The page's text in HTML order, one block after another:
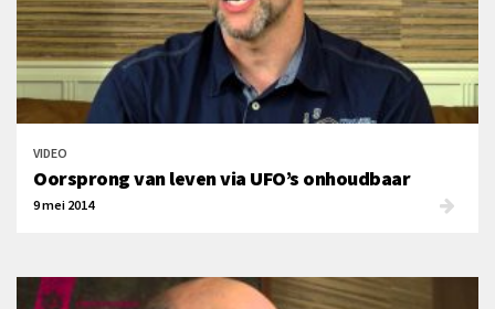
VIDEO
Oorsprong van leven via UFO’s onhoudbaar
9 mei 2014